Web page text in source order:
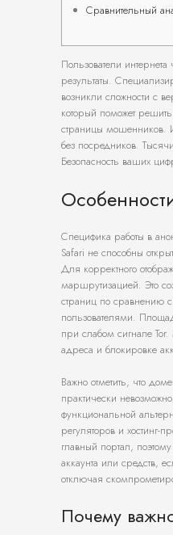
Сравнительный
Пользователи
результаты.
возникли сложности с
который поможет
страницы мошенников.
без посредников.
Безопасность ваших
Специфика работы в
Safari не способны
Для корректного
маршрутизацией. Это
страниц по сравнению
пользователями.
при слабом сигнале
адреса и блокировке
Важно отметить, что
практически
функциональной
регуляторов и
главный портал,
аккаунта или средств,
отключая
Почему